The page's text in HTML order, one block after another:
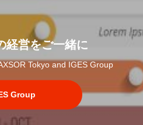
経営をご一緒に
Tokyo and IGES Group
Group